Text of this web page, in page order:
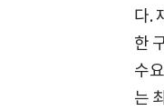
다.
한
수
는